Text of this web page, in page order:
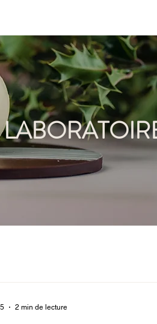
2 min de lecture